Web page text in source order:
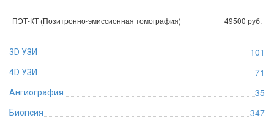
ПЭТ-КТ (Позитронно-эмиссионная томография) 49500 руб.
3D УЗИ 101
4D УЗИ 71
Ангиография 35
Биопсия 347